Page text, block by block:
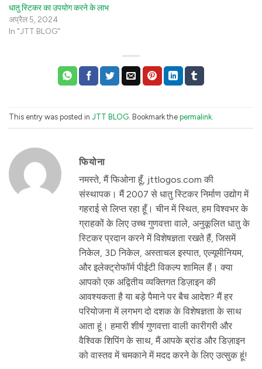
धातु स्टिकर का उपयोग करने के लाभ
अप्रैल 5, 2024
In "JTT BLOG"
This entry was posted in JTT BLOG. Bookmark the permalink.
फियोना
नमस्ते, मैं फिओना हूँ, jttlogos.com की
संस्थापक। मैं 2007 से धातु स्टिकर निर्माण उद्योग में
गहराई से लिप्त रहा हूँ। चीन में स्थित, हम विश्वभर के
ग्राहकों के लिए उच्च गुणवत्ता वाले, अनुकूलित धातु के
स्टिकर प्रदान करने में विशेषज्ञता रखते हैं, जिसमें
निकेल, 3D निकेल, अस्ताचल इस्पात, एल्यूमीनियम,
और इलेक्ट्रोफॉर्म पीईटी विकल्प शामिल हैं। क्या
आपको एक अद्वितीय व्यक्तिगत डिज़ाइन की
आवश्यकता है या बड़े पैमाने पर बैच आदेश? मैं हर
परियोजना में लगभग दो दशक के विशेषज्ञता के साथ
आता हूं। हमारी शीर्ष गुणवत्ता वाली कारीगरी और
वैश्विक शिपिंग के साथ, मैं आपके ब्रांड और डिज़ाइन
को वास्तव में चमकाने में मदद करने के लिए उत्सुक हूं!